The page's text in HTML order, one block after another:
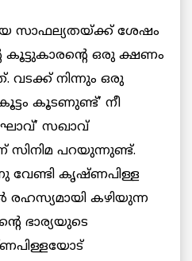
സാഫല്യതയ്ക്ക് ശേഷം
കൂട്ടുകാരന്റെ ഒരു ക്ഷണം
വടക്ക് നിന്നും ഒരു
കൂടണുണ്ട്’ നീ
സഖാവ്
പറയുന്നുണ്ട്.
വേണ്ടി കൃഷ്ണപിള്ള
രഹസ്യമായി കഴിയുന്ന
ഭാര്യയുടെ